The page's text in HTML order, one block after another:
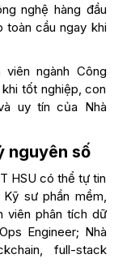
nghệ hàng đầu
toàn cầu ngay khi
ngành Công
tốt nghiệp, con
uy tín của Nhà
nguyên số
HSU có thể tự tin
sư phần mềm,
viên phân tích dữ
Engineer; Nhà
full-stack